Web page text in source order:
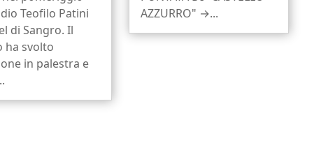
Teofilo Patini
di Sangro. Il
ha svolto
in palestra e
AZZURRO" →...